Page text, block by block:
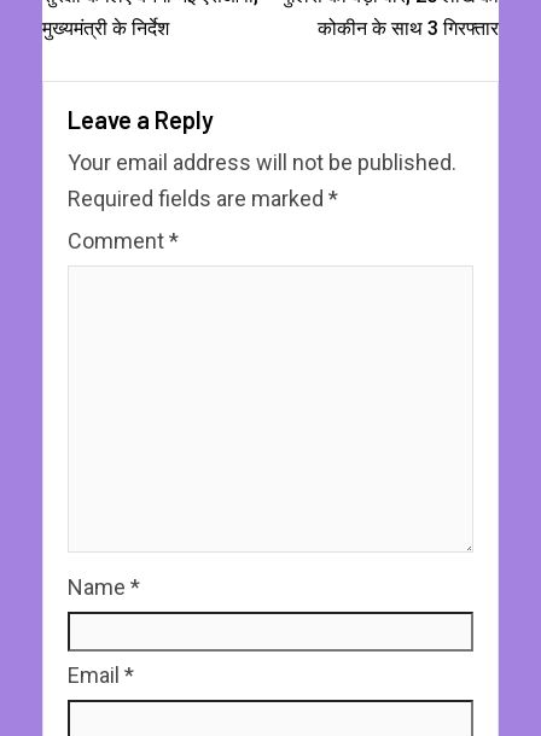
मुख्यमंत्री के निर्देश
कोकीन के साथ 3 गिरफ्तार
Leave a Reply
Your email address will not be published.
Required fields are marked *
Comment*
Name *
Email *